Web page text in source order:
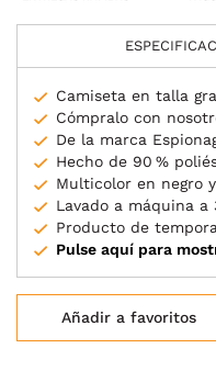
Camiseta en talla
Cómpralo con
De la marca
Hecho de 90 %
Multicolor en negro
Lavado a máquina a
Producto de
Pulse aquí para
Añadir a favoritos